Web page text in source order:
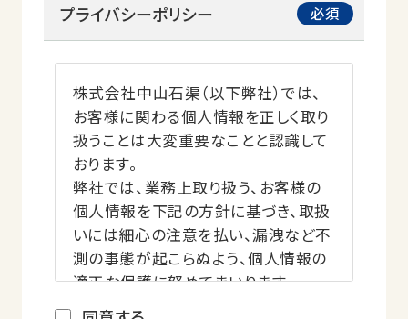
プライバシーポリシー
株式会社中山石渠（以下弊社）では、
お客様に関わる個人情報を正しく取り
扱うことは大変重要なことと認識して
おります。
弊社では、業務上取り扱う、お客様の
個人情報を下記の方針に基づき、取扱
いには細心の注意を払い、漏洩など不
測の事態が起こらぬよう、個人情報の
適正な保護に努めてまいります。